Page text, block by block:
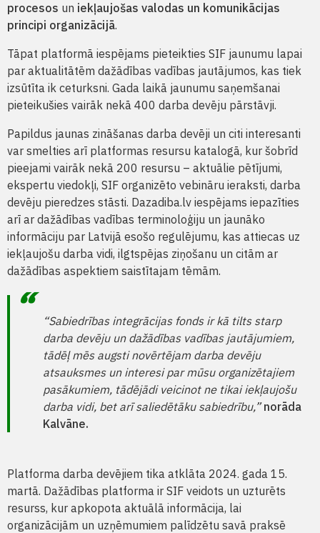
procesos un iekļaujošas valodas un komunikācijas
principi organizācijā.
Tāpat platformā iespējams pieteikties SIF jaunumu lapai
par aktualitātēm dažādības vadības jautājumos, kas tiek
izsūtīta ik ceturksni. Gada laikā jaunumu saņemšanai
pieteikušies vairāk nekā 400 darba devēju pārstāvji.
Papildus jaunas zināšanas darba devēji un citi interesanti
var smelties arī platformas resursu katalogā, kur šobrīd
pieejami vairāk nekā 200 resursu – aktuālie pētījumi,
ekspertu viedokļi, SIF organizēto vebināru ieraksti, darba
devēju pieredzes stāsti. Dazadiba.lv iespējams iepazīties
arī ar dažādības vadības terminoloģiju un jaunāko
informāciju par Latvijā esošo regulējumu, kas attiecas uz
iekļaujošu darba vidi, ilgtspējas ziņošanu un citām ar
dažādības aspektiem saistītajam tēmām.
“Sabiedrības integrācijas fonds ir kā tilts starp
darba devēju un dažādības vadības jautājumiem,
tādēļ mēs augsti novērtējam darba devēju
atsauksmes un interesi par mūsu organizētajiem
pasākumiem, tādējādi veicinot ne tikai iekļaujošu
darba vidi, bet arī saliedētāku sabiedrību,” norāda
Kalvāne.
Platforma darba devējiem tika atklāta 2024. gada 15.
martā. Dažādības platforma ir SIF veidots un uzturēts
resurss, kur apkopota aktuālā informācija, lai
organizācijām un uzņēmumiem palīdzētu savā praksē